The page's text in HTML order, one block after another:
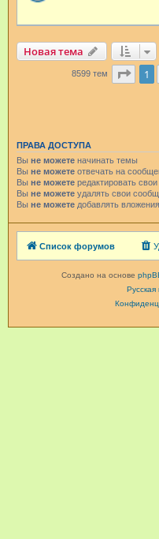
Новая тема
8599 тем 1
ПРАВА ДОСТУПА
Вы не можете начинать темы
Вы не можете отвечать на
Вы не можете редактировать
Вы не можете удалять свои
Вы не можете добавлять вложения
Список форумов
Создано на основе